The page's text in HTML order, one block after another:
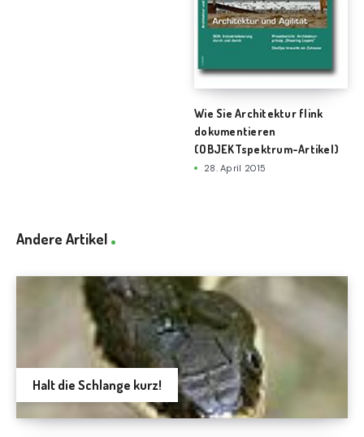
Wie Sie Architektur flink
dokumentieren
(OBJEKTspektrum-Artikel)
28. April 2015
Andere Artikel
Halt die Schlange kurz!